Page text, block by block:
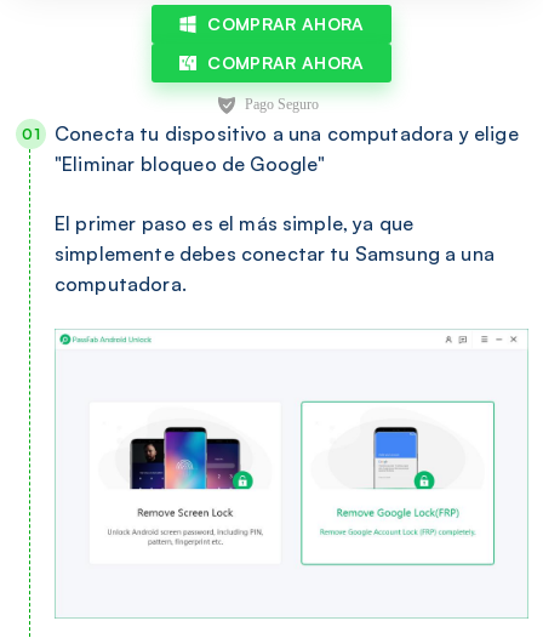
COMPRAR AHORA
COMPRAR AHORA
Conecta tu dispositivo a una computadora y elige
"Eliminar bloqueo de Google"
El primer paso es el más simple, ya que
simplemente debes conectar tu Samsung a una
computadora.